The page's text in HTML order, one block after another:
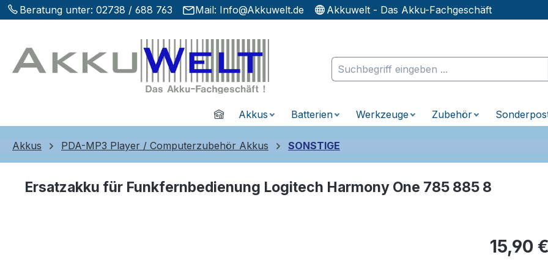
Hauptinhalt springen
Zur Suche springen
Zur Hauptnavigation springen
Beratung unter: 02738 / 688 763 Mail: Info@Akkuwelt.de Akkuwelt - Das Akku-Fachgeschäft
HomeAkkus Batterien Werkzeuge Zubehör
Akkus PDA-MP3 Player / Computerzubehör Akkus SONSTIGE
Ersatzakku für Funkfernbedienung Logitech Harmony One 785 885 8
Regulärer
15,90 €